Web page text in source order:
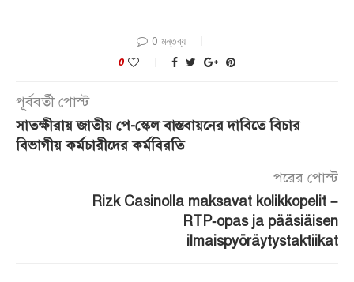
0 মন্তব্য
0
পূর্ববর্তী পোস্ট
সাতক্ষীরায় জাতীয় পে-স্কেল বাস্তবায়নের দাবিতে বিচার
বিভাগীয় কর্মচারীদের কর্মবিরতি
পরের পোস্ট
Rizk Casinolla maksavat kolikkopelit –
RTP‑opas ja pääsiäisen
ilmaispyöräytystaktiikat